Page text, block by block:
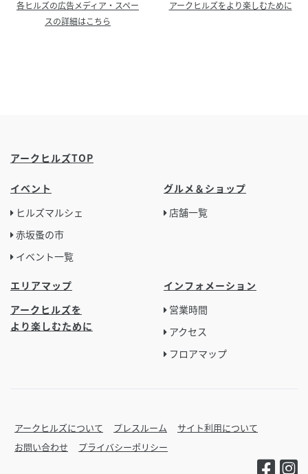
各ヒルズの広告メディア・スペー
スの詳細はこちら
アークヒルズをより楽しむために
アークヒルズTOP
イベント
ヒルズマルシェ
赤坂蚤の市
イベント一覧
グルメ＆ショップ
店舗一覧
エリアマップ
アークヒルズを
より楽しむために
インフォメーション
営業時間
アクセス
フロアマップ
アークヒルズについて プレスルーム
サイト利用について
お問い合わせ
プライバシーポリシー